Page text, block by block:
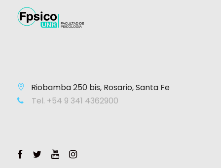
Riobamba 250 bis, Rosario, Santa Fe
Tel. +54 9 341 4362900